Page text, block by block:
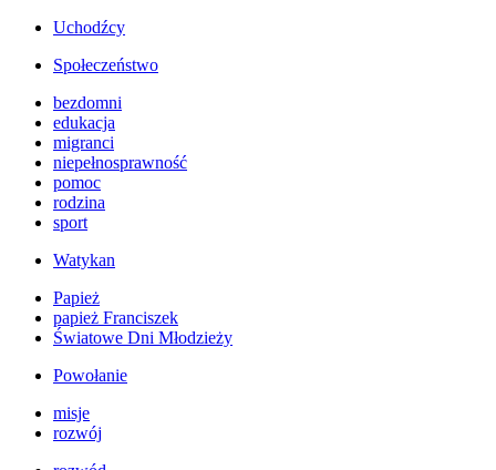
Uchodźcy
Społeczeństwo
bezdomni
edukacja
migranci
niepełnosprawność
pomoc
rodzina
sport
Watykan
Papież
papież Franciszek
Światowe Dni Młodzieży
Powołanie
misje
rozwój